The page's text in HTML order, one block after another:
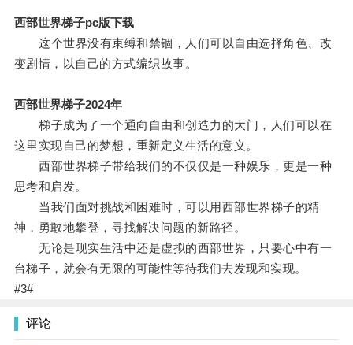
西部世界梯子pc版下载
这个世界没有束缚和禁锢，人们可以自由选择角色、改
变剧情，以自己的方式编织故事。
西部世界梯子2024年
梯子成为了一个通向自由和创造力的大门，人们可以在
这里实现自己的梦想，重新定义生活的意义。
西部世界梯子带给我们的不仅仅是一种娱乐，更是一种
思考和启发。
当我们面对挑战和困难时，可以用西部世界梯子的精
神，勇敢地攀登，寻找解决问题的新路径。
无论是现实生活中还是虚拟的西部世界，只要心中有一
台梯子，就会有无限的可能性等待我们去发现和实现。
#3#
评论